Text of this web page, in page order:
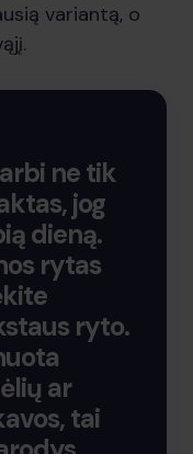
variantą, o
ne tik
jog
dieną.
rytas
ryto.
ar
tai